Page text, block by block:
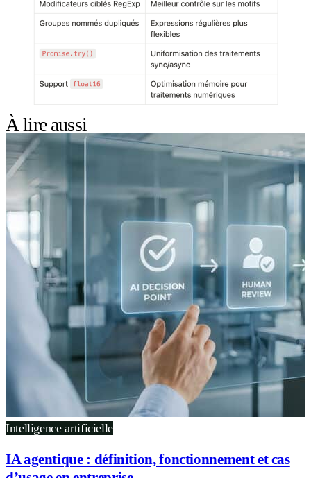
À lire aussi
Intelligence artificielle
IA agentique : définition, fonctionnement et cas